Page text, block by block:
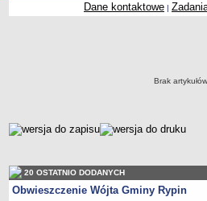
Rejestr zbiorów danych osobowych
RODO Klauzule informacyjne
AKTUALNOŚCI I OGŁOSZENIA
Dane kontaktowe |
Brak artykułów
metryczka
20 OSTATNIO DODANYCH
Obwieszczenie Wójta Gminy Rypin